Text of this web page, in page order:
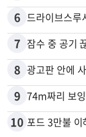
6 드라이브스루
7
8 광고판 안에
9
10 포드 3만불 이